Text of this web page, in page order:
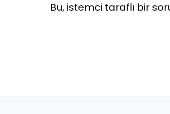
Bu, istemci taraflı bir